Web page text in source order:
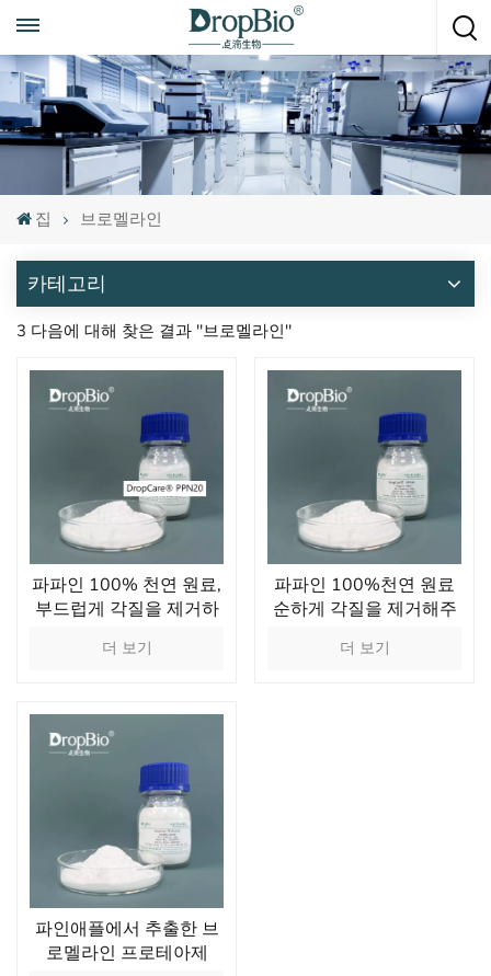
언제든지 전화하세요
+86 15951008670
집 브로멜라인
카테고리
3 다음에 대해 찾은 결과 "브로멜라인"
파파인 100% 천연 원료,
부드럽게 각질을 제거하
더 보기
파파인 100%천연 원료
순하게 각질을 제거해주
가물
더 보기
파인애플에서 추출한 브
로멜라인 프로테아제